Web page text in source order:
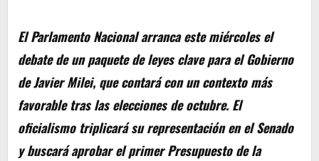
El Parlamento Nacional arranca este miércoles el
debate de un paquete de leyes clave para el Gobierno
de Javier Milei, que contará con un contexto más
favorable tras las elecciones de octubre. El
oficialismo triplicará su representación en el Senado
y buscará aprobar el primer Presupuesto de la